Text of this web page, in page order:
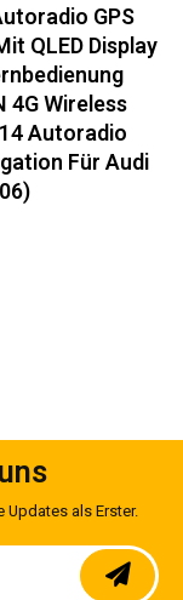
und
2
Anzeige
Siri
Navigation
GPS
QLED Display
4G Wireless
Autoradio
Für Audi
Updates als Erster.